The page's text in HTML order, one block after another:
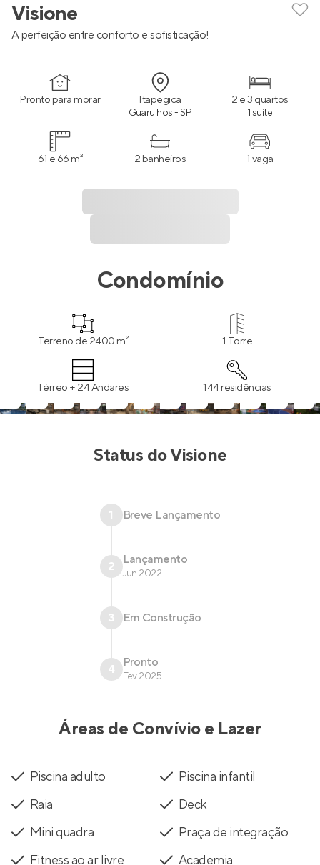
Visione
A perfeição entre conforto e sofisticação!
Pronto para morar Itapegica
Guarulhos - SP
2 e 3 quartos
1 suíte
61 e 66 m² 2 banheiros 1 vaga
Condomínio
Terreno de 2400 m² 1 Torre
Térreo + 24 Andares 144 residências
Status doVisione
1 Breve Lançamento
2 Lançamento
Jun 2022
3 Em Construção
4 Pronto
Fev 2025
Áreas de Convívio e Lazer
Piscina adulto
Piscina infantil
Raia
Deck
Mini quadra
Praça de integração
Fitness ao ar livre
Academia